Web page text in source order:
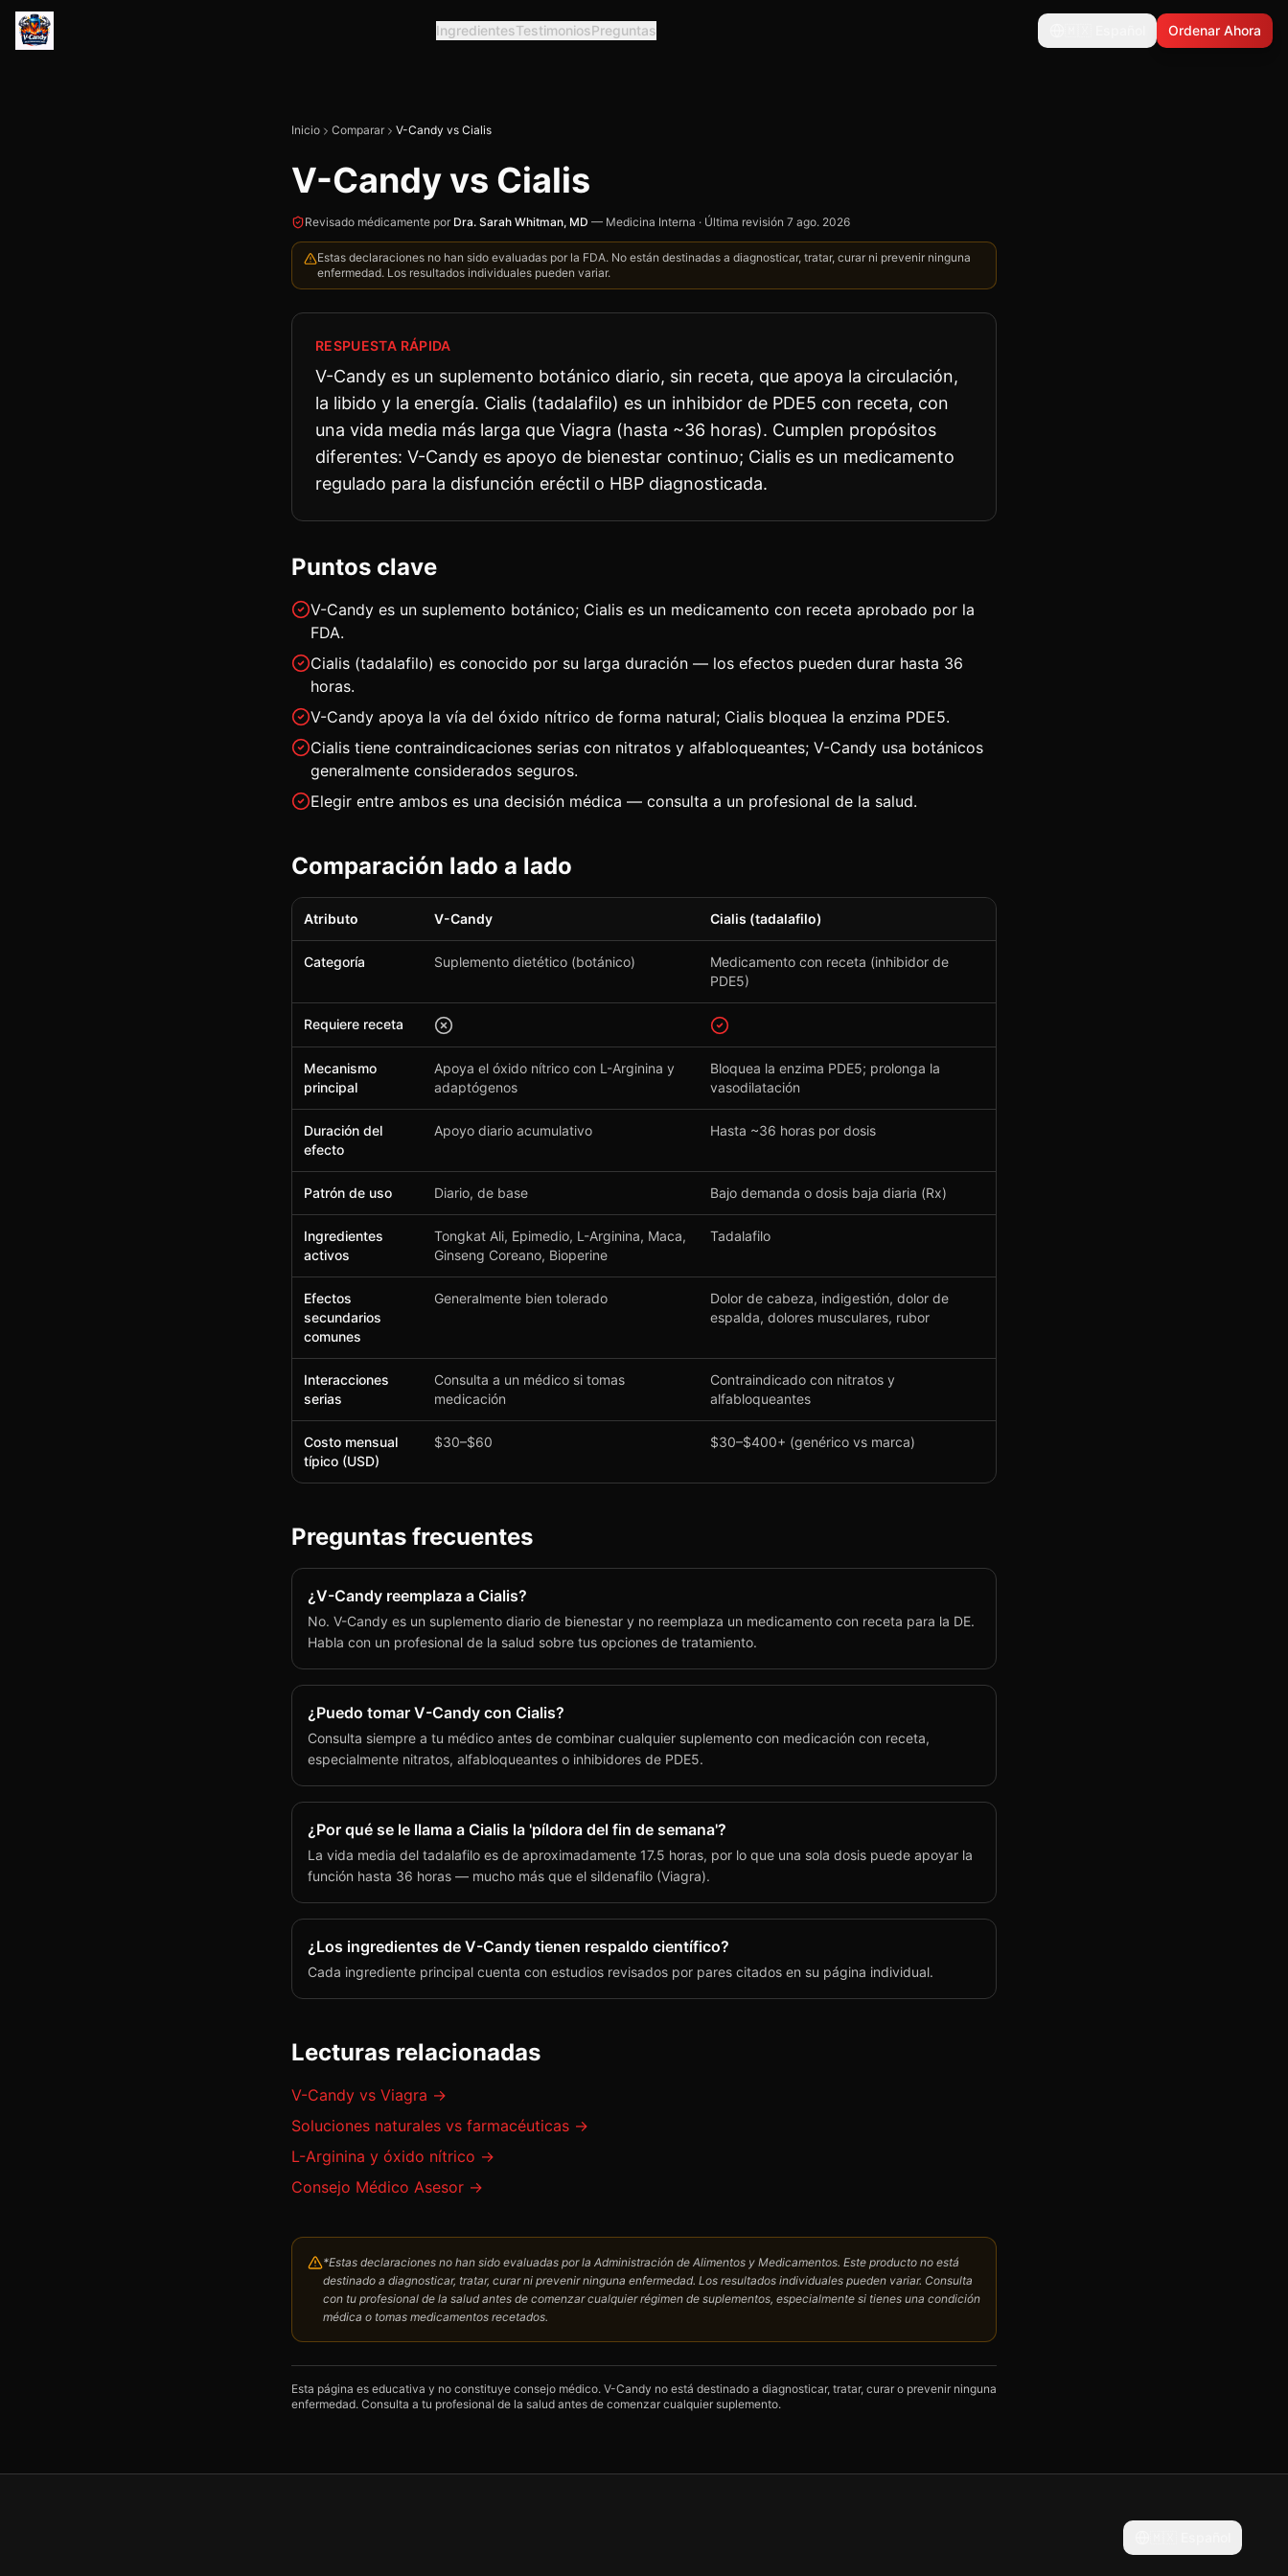
IngredientesTestimoniosPreguntas Ordenar Ahora
Inicio Comparar V-Candy vs Cialis
V-Candy vs Cialis
Revisado médicamente por Dra. Sarah Whitman, MD — Medicina Interna · Última revisión 7 ago. 2026
Estas declaraciones no han sido evaluadas por la FDA. No están destinadas a diagnosticar, tratar, curar ni prevenir ninguna
enfermedad. Los resultados individuales pueden variar.
RESPUESTA RÁPIDA
V-Candy es un suplemento botánico diario, sin receta, que apoya la circulación,
la libido y la energía. Cialis (tadalafilo) es un inhibidor de PDE5 con receta, con
una vida media más larga que Viagra (hasta ~36 horas). Cumplen propósitos
diferentes: V-Candy es apoyo de bienestar continuo; Cialis es un medicamento
regulado para la disfunción eréctil o HBP diagnosticada.
Puntos clave
V-Candy es un suplemento botánico; Cialis es un medicamento con receta aprobado por la
FDA.
Cialis (tadalafilo) es conocido por su larga duración — los efectos pueden durar hasta 36
horas.
V-Candy apoya la vía del óxido nítrico de forma natural; Cialis bloquea la enzima PDE5.
Cialis tiene contraindicaciones serias con nitratos y alfabloqueantes; V-Candy usa botánicos
generalmente considerados seguros.
Elegir entre ambos es una decisión médica — consulta a un profesional de la salud.
Comparación lado a lado
Atributo V-Candy Cialis (tadalafilo)
Categoría Suplemento dietético (botánico)
Medicamento con receta (inhibidor de
PDE5)
Requiere receta
Mecanismo
principal
Apoya el óxido nítrico con L-Arginina y
adaptógenos
Bloquea la enzima PDE5; prolonga la
vasodilatación
Duración del
efecto
Apoyo diario acumulativo Hasta ~36 horas por dosis
Patrón de uso Diario, de base Bajo demanda o dosis baja diaria (Rx)
Ingredientes
activos
Tongkat Ali, Epimedio, L-Arginina, Maca,
Ginseng Coreano, Bioperine
Tadalafilo
Efectos
secundarios
comunes
Generalmente bien tolerado
Dolor de cabeza, indigestión, dolor de
espalda, dolores musculares, rubor
Interacciones
serias
Consulta a un médico si tomas
medicación
Contraindicado con nitratos y
alfabloqueantes
Costo mensual
típico (USD)
$30–$60 $30–$400+ (genérico vs marca)
Preguntas frecuentes
¿V-Candy reemplaza a Cialis?
No. V-Candy es un suplemento diario de bienestar y no reemplaza un medicamento con receta para la DE.
Habla con un profesional de la salud sobre tus opciones de tratamiento.
¿Puedo tomar V-Candy con Cialis?
Consulta siempre a tu médico antes de combinar cualquier suplemento con medicación con receta,
especialmente nitratos, alfabloqueantes o inhibidores de PDE5.
¿Por qué se le llama a Cialis la 'píldora del fin de semana'?
La vida media del tadalafilo es de aproximadamente 17.5 horas, por lo que una sola dosis puede apoyar la
función hasta 36 horas — mucho más que el sildenafilo (Viagra).
¿Los ingredientes de V-Candy tienen respaldo científico?
Cada ingrediente principal cuenta con estudios revisados por pares citados en su página individual.
Lecturas relacionadas
V-Candy vs Viagra →
Soluciones naturales vs farmacéuticas →
L-Arginina y óxido nítrico →
Consejo Médico Asesor →
*Estas declaraciones no han sido evaluadas por la Administración de Alimentos y Medicamentos. Este producto no está
destinado a diagnosticar, tratar, curar ni prevenir ninguna enfermedad. Los resultados individuales pueden variar. Consulta
con tu profesional de la salud antes de comenzar cualquier régimen de suplementos, especialmente si tienes una condición
médica o tomas medicamentos recetados.
Esta página es educativa y no constituye consejo médico. V-Candy no está destinado a diagnosticar, tratar, curar o prevenir ninguna
enfermedad. Consulta a tu profesional de la salud antes de comenzar cualquier suplemento.